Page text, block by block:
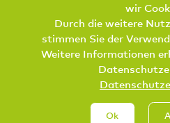
AKTIV
DATENSCHUTZ
wir
Durch die weitere
stimmen Sie der
Weitere Informationen
Ok